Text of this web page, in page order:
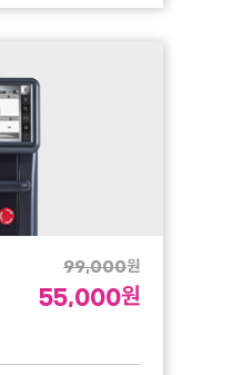
99,000원
55,000원